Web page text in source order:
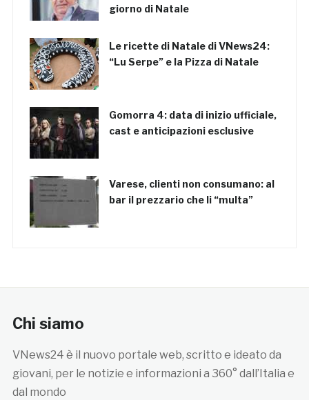
giorno di Natale
Le ricette di Natale di VNews24:
“Lu Serpe” e la Pizza di Natale
Gomorra 4: data di inizio ufficiale,
cast e anticipazioni esclusive
Varese, clienti non consumano: al
bar il prezzario che li “multa”
Chi siamo
VNews24 è il nuovo portale web, scritto e ideato da
giovani, per le notizie e informazioni a 360° dall’Italia e
dal mondo